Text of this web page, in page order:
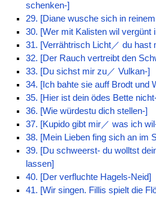
schenken-]
29. [Diane wusche sich in
30. [Wer mit Kalisten wil vergünt
31. [Verrähtrisch Licht／ du hast
32. [Der Rauch vertreibt den
33. [Du sichst mir zu／ Vulkan-]
34. [Ich bahte sie auff Brodt und
35. [Hier ist dein ödes Bette
36. [Wie würdestu dich stellen-]
37. [Kupido gibt mir／ was ich
38. [Mein Lieben fing sich an im
39. [Du schweerst- du wolltst
lassen]
40. [Der verfluchte Hagels-Neid]
41. [Wir singen. Fillis spielt die